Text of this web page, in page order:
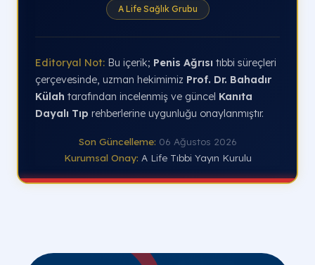
A Life Sağlık Grubu
Editoryal Not: Bu içerik; Penis Ağrısı tıbbi süreçleri
çerçevesinde, uzman hekimimiz Prof. Dr. Bahadır
Külah tarafından incelenmiş ve güncel Kanıta
Dayalı Tıp rehberlerine uygunluğu onaylanmıştır.
Son Güncelleme: 06 Ağustos 2026
Kurumsal Onay: A Life Tıbbi Yayın Kurulu